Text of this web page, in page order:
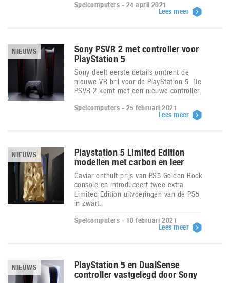
Spelcomputers - 24 april 2021
Lees meer
NIEUWS
Sony PSVR 2 met controller voor
PlayStation 5
Sony deelt eerste details omtrent de
nieuwe VR bril voor de PlayStation 5. De
PSVR 2 komt met een nieuwe controller.
Spelcomputers - 25 februari 2021
Lees meer
NIEUWS
Playstation 5 Limited Edition
modellen met carbon en leer
Caviar onthult prijs van PS5 Golden Rock
console en introduceert twee extra
Limited Edition uitvoeringen van de PS5
in zwart.
Spelcomputers - 18 februari 2021
Lees meer
NIEUWS
PlayStation 5 en DualSense
controller vastgelegd door Sony